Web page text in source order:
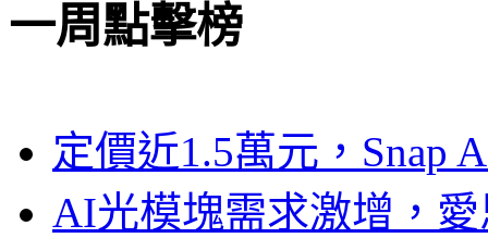
一周點擊榜
定價近1.5萬元，Snap
AI光模塊需求激增，